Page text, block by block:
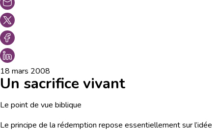
18 mars 2008
Un sacrifice vivant
Le point de vue biblique
Le principe de la rédemption repose essentiellement sur l’idée